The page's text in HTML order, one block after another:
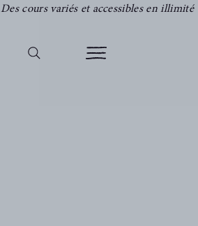
Des cours variés et accessibles en illimité